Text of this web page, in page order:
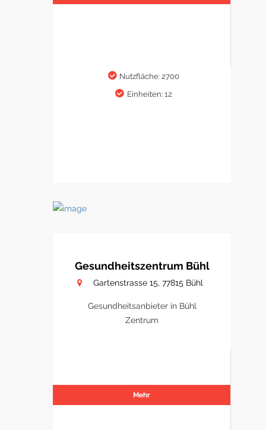
Nutzfläche: 2700
Einheiten: 12
Gesundheitszentrum Bühl
Gartenstrasse 15, 77815 Bühl
Gesundheitsanbieter in Bühl
Zentrum
Mehr